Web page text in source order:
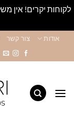
content
אודות צור קשר